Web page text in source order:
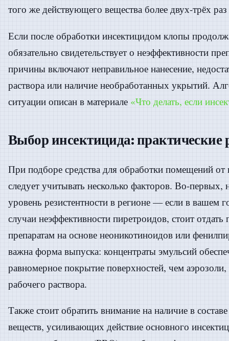
того же действующего вещества более двух-трёх
Если после обработки инсектицидом клопы
обязательно свидетельствует о неэффективности
причины включают неправильное нанесение,
раствора или наличие необработанных укрытий.
ситуации описан в материале «Что делать, если
Выбор инсектицида: практические
При подборе средства для обработки помещений от
следует учитывать несколько факторов. Во-первых,
уровень резистентности в регионе — если в вашем
случаи неэффективности пиретроидов, стоит отдать
препаратам на основе неоникотиноидов или
важна форма выпуска: концентраты эмульсий
равномерное покрытие поверхностей, чем
рабочего раствора.
Также стоит обратить внимание на наличие в
веществ, усиливающих действие основного